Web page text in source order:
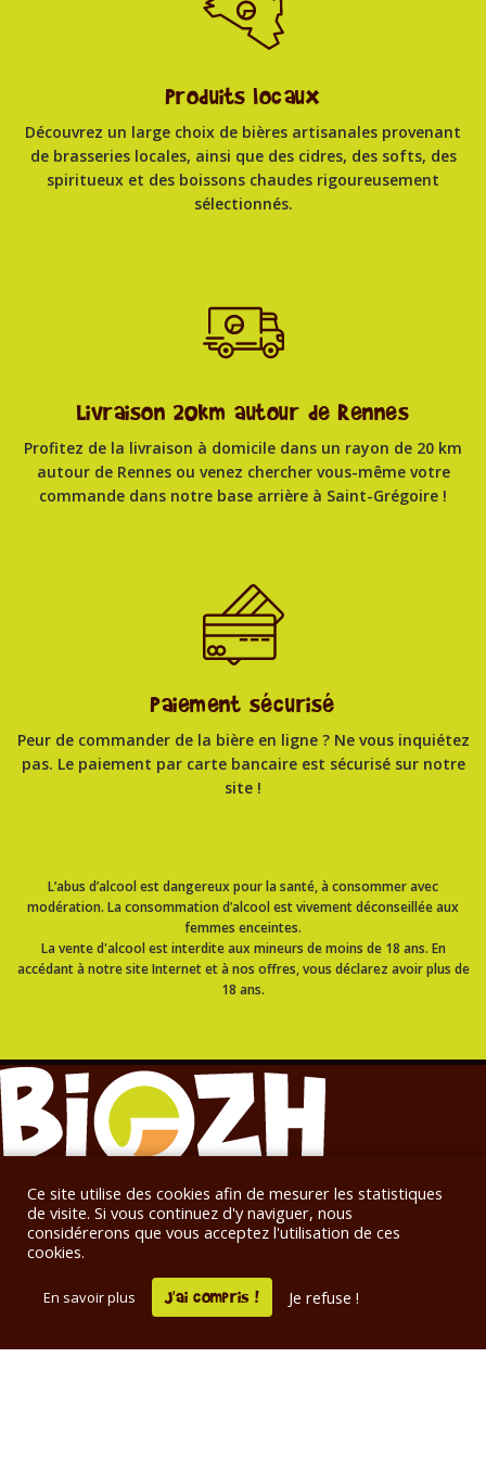
Produits locaux
Découvrez un large choix de bières artisanales provenant
de brasseries locales, ainsi que des cidres, des softs, des
spiritueux et des boissons chaudes rigoureusement
sélectionnés.
Livraison 20km autour de Rennes
Profitez de la livraison à domicile dans un rayon de 20 km
autour de Rennes ou venez chercher vous-même votre
commande dans notre base arrière à Saint-Grégoire !
Paiement sécurisé
Peur de commander de la bière en ligne ? Ne vous inquiétez
pas. Le paiement par carte bancaire est sécurisé sur notre
site !
L’abus d’alcool est dangereux pour la santé, à consommer avec
modération. La consommation d’alcool est vivement déconseillée aux
femmes enceintes.
La vente d'alcool est interdite aux mineurs de moins de 18 ans. En
accédant à notre site Internet et à nos offres, vous déclarez avoir plus de
18 ans.
Distribution de bières
artisanales bretonnes à Rennes
Nous sommes une entreprise humaine et
indépendante, spécialisée dans la distribution de
Ce site utilise des cookies afin de mesurer les statistiques
de visite. Si vous continuez d'y naviguer, nous
considérerons que vous acceptez l'utilisation de ces
cookies.
En savoir plus J'ai compris ! Je refuse !